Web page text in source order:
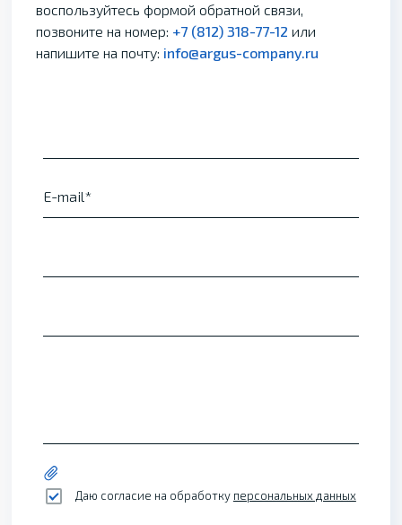
воспользуйтесь формой обратной связи,
позвоните на номер: +7 (812) 318-77-12 или
напишите на почту: info@argus-company.ru
E-mail
Даю согласие на обработку персональных данных